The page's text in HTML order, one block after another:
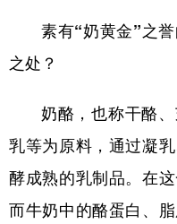
素有“奶黄金”之
之处？
奶酪，也称干酪
乳等为原料，通过凝
酵成熟的乳制品。在
而牛奶中的酪蛋白、